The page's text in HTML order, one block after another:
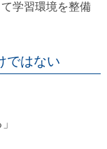
学習環境を整備
ではない